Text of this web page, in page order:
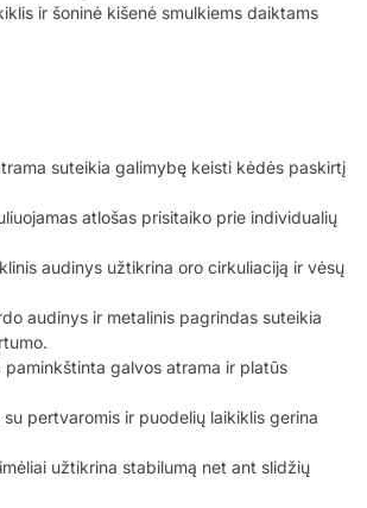
ir šoninė kišenė smulkiems daiktams
suteikia galimybę keisti kėdės paskirtį
atlošas prisitaiko prie individualių
audinys užtikrina oro cirkuliaciją ir vėsų
audinys ir metalinis pagrindas suteikia
paminkštinta galvos atrama ir platūs
su pertvaromis ir puodelių laikiklis gerina
užtikrina stabilumą net ant slidžių